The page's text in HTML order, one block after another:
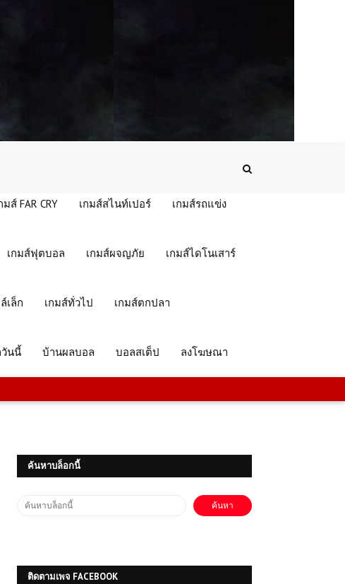
มส์ FAR CRY เกมส์สไนท์เปอร์ เกมส์รถแข่ง
เกมส์ฟุตบอล เกมส์ผจญภัย เกมส์ไดโนเสาร์
เล็ก เกมส์ทั่วไป เกมส์ตกปลา
นนี้ บ้านผลบอล บอลสเต็ป ลงโฆษณา
ค้นหาบล็อกนี้
ติดตามเพจ FACEBOOK
Download
(PC) LEGO Batman: Legacy of the
โหลดเกมส์ฟรี (PC) ฟรี Sniper Elite
ศูนย์